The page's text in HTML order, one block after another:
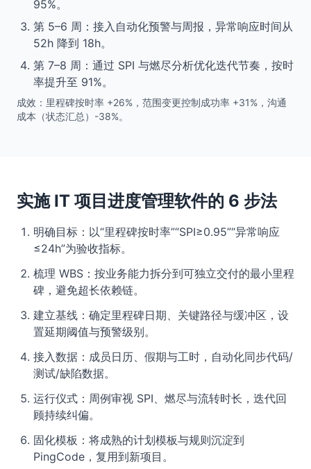
95%。
第 5–6 周：接入自动化预警与周报，异常响应时间从
52h 降到 18h。
第 7–8 周：通过 SPI 与燃尽分析优化迭代节奏，按时
率提升至 91%。
成效：里程碑按时率 +26%，范围变更控制成功率 +31%，沟通
成本（状态汇总）-38%。
实施 IT 项目进度管理软件的 6 步法
明确目标：以“里程碑按时率”“SPI≥0.95”“异常响应
≤24h”为验收指标。
梳理 WBS：按业务能力拆分到可独立交付的最小里程
碑，避免超长依赖链。
建立基线：确定里程碑日期、关键路径与缓冲区，设
置延期阈值与预警级别。
接入数据：成员日历、假期与工时，自动化同步代码/
测试/缺陷数据。
运行仪式：周例审视 SPI、燃尽与流转时长，迭代回
顾持续纠偏。
固化模板：将成熟的计划模板与规则沉淀到
PingCode，复用到新项目。